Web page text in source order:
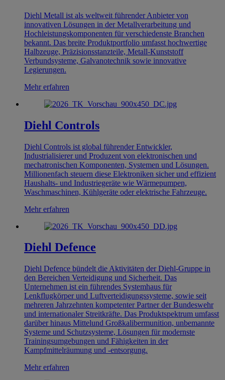
Diehl Metall ist als weltweit führender Anbieter von
innovativen Lösungen in der Metallverarbeitung und
Hochleistungskomponenten für verschiedenste Branchen
bekannt. Das breite Produktportfolio umfasst hochwertige
Halbzeuge, Präzisionsstanzteile, Metall-Kunststoff
Verbundsysteme, Galvanotechnik sowie innovative
Legierungen.
Mehr erfahren
Diehl Controls
Diehl Controls ist global führender Entwickler,
Industrialisierer und Produzent von elektronischen und
mechatronischen Komponenten, Systemen und Lösungen.
Millionenfach steuern diese Elektroniken sicher und effizient
Haushalts- und Industriegeräte wie Wärmepumpen,
Waschmaschinen, Kühlgeräte oder elektrische Fahrzeuge.
Mehr erfahren
Diehl Defence
Diehl Defence bündelt die Aktivitäten der Diehl-Gruppe in
den Bereichen Verteidigung und Sicherheit. Das
Unternehmen ist ein führendes Systemhaus für
Lenkflugkörper und Luftverteidigungssysteme, sowie seit
mehreren Jahrzehnten kompetenter Partner der Bundeswehr
und internationaler Streitkräfte. Das Produktspektrum umfasst
darüber hinaus Mittelund Großkalibermunition, unbemannte
Systeme und Schutzsysteme, Lösungen für modernste
Trainingsumgebungen und Fähigkeiten in der
Kampfmittelräumung und -entsorgung.
Mehr erfahren